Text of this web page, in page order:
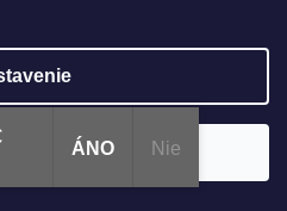
Skladom
68,60 €
DETAIL
ÁNO Nie